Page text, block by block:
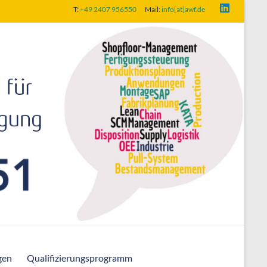
T:+49 2407 956550 Mail:info[at]awf.de
Qualifizierungsprogramm